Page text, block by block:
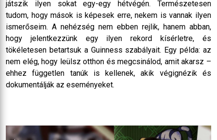
játszik ilyen sokat egy-egy hétvégén. Természetesen
tudom, hogy mások is képesek erre, nekem is vannak ilyen
ismerőseim. A nehézség nem ebben rejlik, hanem abban,
hogy jelentkezzünk egy ilyen rekord kísérletre, és
tökéletesen betartsuk a Guinness szabályait. Egy példa: az
nem elég, hogy leülsz otthon és megcsinálod, amit akarsz –
ehhez független tanúk is kellenek, akik végignézik és
dokumentálják az eseményeket.